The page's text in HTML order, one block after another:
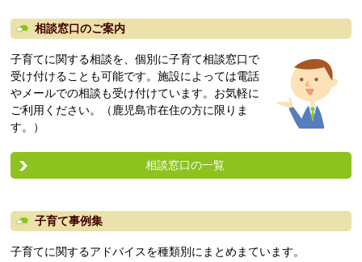
相談窓口のご案内
子育てに関する相談を、個別に子育て相談窓口で
受け付けることも可能です。施設によっては電話
やメールでの相談も受け付けています。お気軽に
ご利用ください。（鹿児島市在住の方に限りま
す。）
相談窓口の一覧
子育て事例集
子育てに関するアドバイスを種類別にまとめまています。